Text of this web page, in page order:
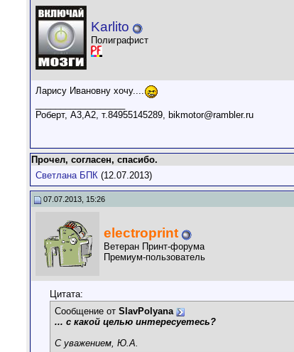
Karlito
Полиграфист
Ларису Ивановну хочу....
Роберт, А3,А2, т.84955145289, bikmotor@rambler.ru
Прочел, согласен, спасибо.
Светлана БПК (12.07.2013)
07.07.2013, 15:26
electroprint
Ветеран Принт-форума
Премиум-пользователь
Цитата:
Сообщение от SlavPolyana
... с какой целью интересуетесь?
С уважением, Ю.А.